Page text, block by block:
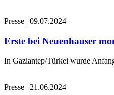
Presse | 09.07.2024
Erste bei Neuenhauser
In Gaziantep/Türkei wurde
Presse | 21.06.2024